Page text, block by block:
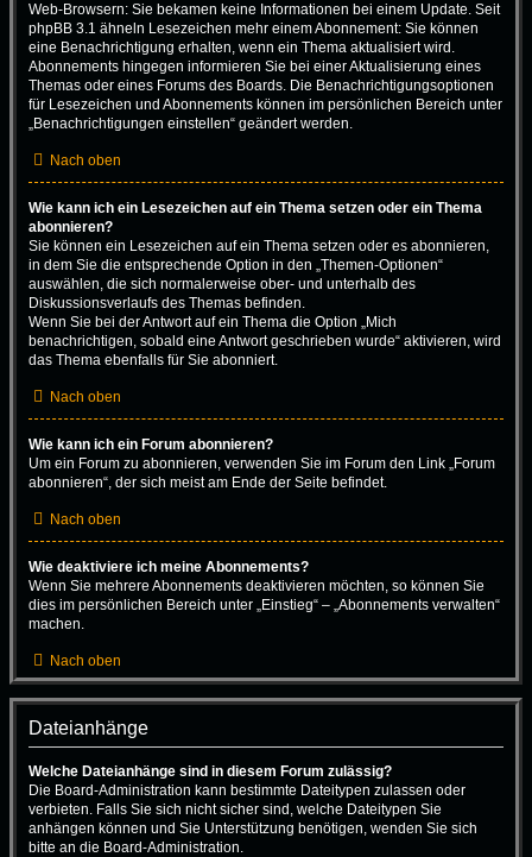
Web-Browsern: Sie bekamen keine Informationen bei einem Update. Seit
phpBB 3.1 ähneln Lesezeichen mehr einem Abonnement: Sie können
eine Benachrichtigung erhalten, wenn ein Thema aktualisiert wird.
Abonnements hingegen informieren Sie bei einer Aktualisierung eines
Themas oder eines Forums des Boards. Die Benachrichtigungsoptionen
für Lesezeichen und Abonnements können im persönlichen Bereich unter
„Benachrichtigungen einstellen“ geändert werden.
Nach oben
Wie kann ich ein Lesezeichen auf ein Thema setzen oder ein Thema
abonnieren?
Sie können ein Lesezeichen auf ein Thema setzen oder es abonnieren,
in dem Sie die entsprechende Option in den „Themen-Optionen“
auswählen, die sich normalerweise ober- und unterhalb des
Diskussionsverlaufs des Themas befinden.
Wenn Sie bei der Antwort auf ein Thema die Option „Mich
benachrichtigen, sobald eine Antwort geschrieben wurde“ aktivieren, wird
das Thema ebenfalls für Sie abonniert.
Nach oben
Wie kann ich ein Forum abonnieren?
Um ein Forum zu abonnieren, verwenden Sie im Forum den Link „Forum
abonnieren“, der sich meist am Ende der Seite befindet.
Nach oben
Wie deaktiviere ich meine Abonnements?
Wenn Sie mehrere Abonnements deaktivieren möchten, so können Sie
dies im persönlichen Bereich unter „Einstieg“ – „Abonnements verwalten“
machen.
Nach oben
Dateianhänge
Welche Dateianhänge sind in diesem Forum zulässig?
Die Board-Administration kann bestimmte Dateitypen zulassen oder
verbieten. Falls Sie sich nicht sicher sind, welche Dateitypen Sie
anhängen können und Sie Unterstützung benötigen, wenden Sie sich
bitte an die Board-Administration.